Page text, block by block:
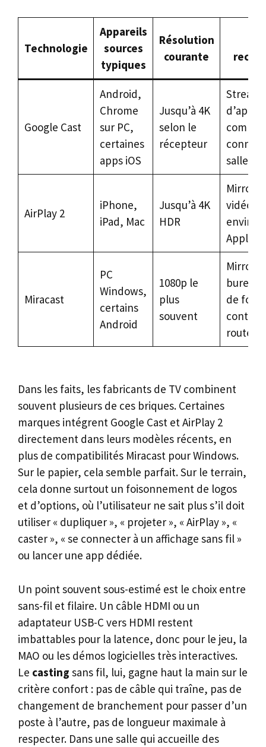
Technologie
Appareils
sources
typiques
Résolution
courante
Google Cast
Android,
Chrome
sur PC,
certaines
apps iOS
Jusqu’à 4K
selon le
récepteur
d’apps
salles
AirPlay 2
iPhone,
iPad, Mac
Jusqu’à 4K
HDR
vidéo
Apple
Miracast
PC
Windows,
certains
Android
1080p le
plus
souvent
bureau,
de
routeur
Dans les faits, les fabricants de TV combinent
souvent plusieurs de ces briques. Certaines
marques intégrent Google Cast et AirPlay 2
directement dans leurs modèles récents, en
plus de compatibilités Miracast pour Windows.
Sur le papier, cela semble parfait. Sur le terrain,
cela donne surtout un foisonnement de logos
et d’options, où l’utilisateur ne sait plus s’il doit
utiliser « dupliquer », « projeter », « AirPlay », «
caster », « se connecter à un affichage sans fil »
ou lancer une app dédiée.
Un point souvent sous-estimé est le choix entre
sans-fil et filaire. Un câble HDMI ou un
adaptateur USB-C vers HDMI restent
imbattables pour la latence, donc pour le jeu, la
MAO ou les démos logicielles très interactives.
Le casting sans fil, lui, gagne haut la main sur le
critère confort : pas de câble qui traîne, pas de
changement de branchement pour passer d’un
poste à l’autre, pas de longueur maximale à
respecter. Dans une salle qui accueille des